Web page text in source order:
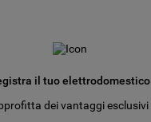
il tuo elettrodomestico
dei vantaggi esclusivi